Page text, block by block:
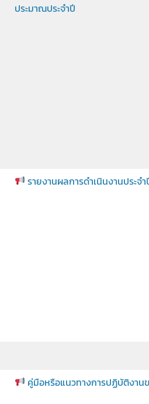
ประมาณประจำปี
รายงานผลการดำเนินงานประจำ
คู่มือหรือแนวทางการปฏิบัติงาน